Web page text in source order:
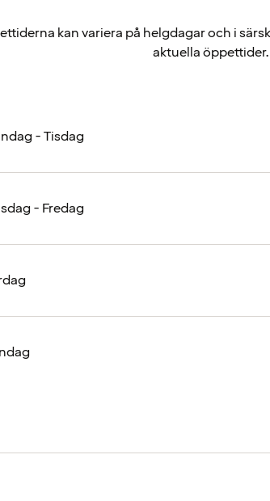
kan variera på helgdagar och i
aktuella öppettider.
- Tisdag
- Fredag